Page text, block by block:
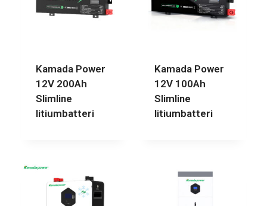
Kamada Power
12V 200Ah
Slimline
litiumbatteri
Kamada Power
12V 100Ah
Slimline
litiumbatteri